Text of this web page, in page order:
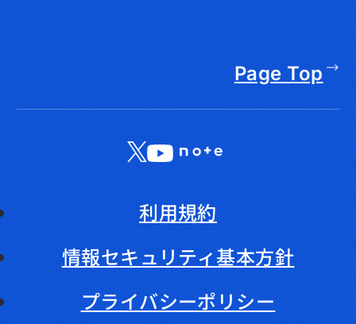
Page Top
XLinkedIn
YouTube
利用規約
情報セキュリティ基本方針
プライバシーポリシー